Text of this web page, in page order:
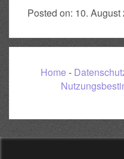
Posted on: 10. August
Home -